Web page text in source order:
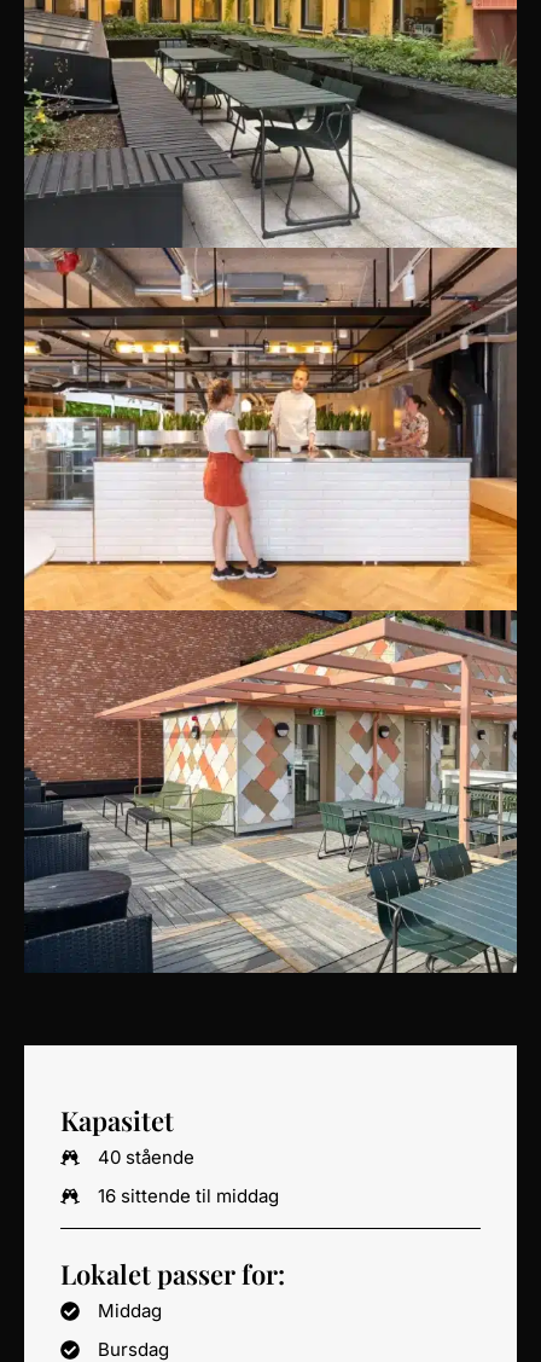
Kapasitet
40 stående
16 sittende til middag
Lokalet passer for:
Middag
Bursdag